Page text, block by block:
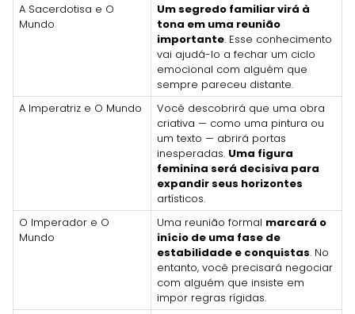
A Sacerdotisa e O
Mundo
Um segredo familiar virá à
tona em uma reunião
importante. Esse conhecimento
vai ajudá-lo a fechar um ciclo
emocional com alguém que
sempre pareceu distante.
A Imperatriz e O Mundo
Você descobrirá que uma obra
criativa — como uma pintura ou
um texto — abrirá portas
inesperadas. Uma figura
feminina será decisiva para
expandir seus horizontes
artísticos.
O Imperador e O
Mundo
Uma reunião formal marcará o
início de uma fase de
estabilidade e conquistas. No
entanto, você precisará negociar
com alguém que insiste em
impor regras rígidas.